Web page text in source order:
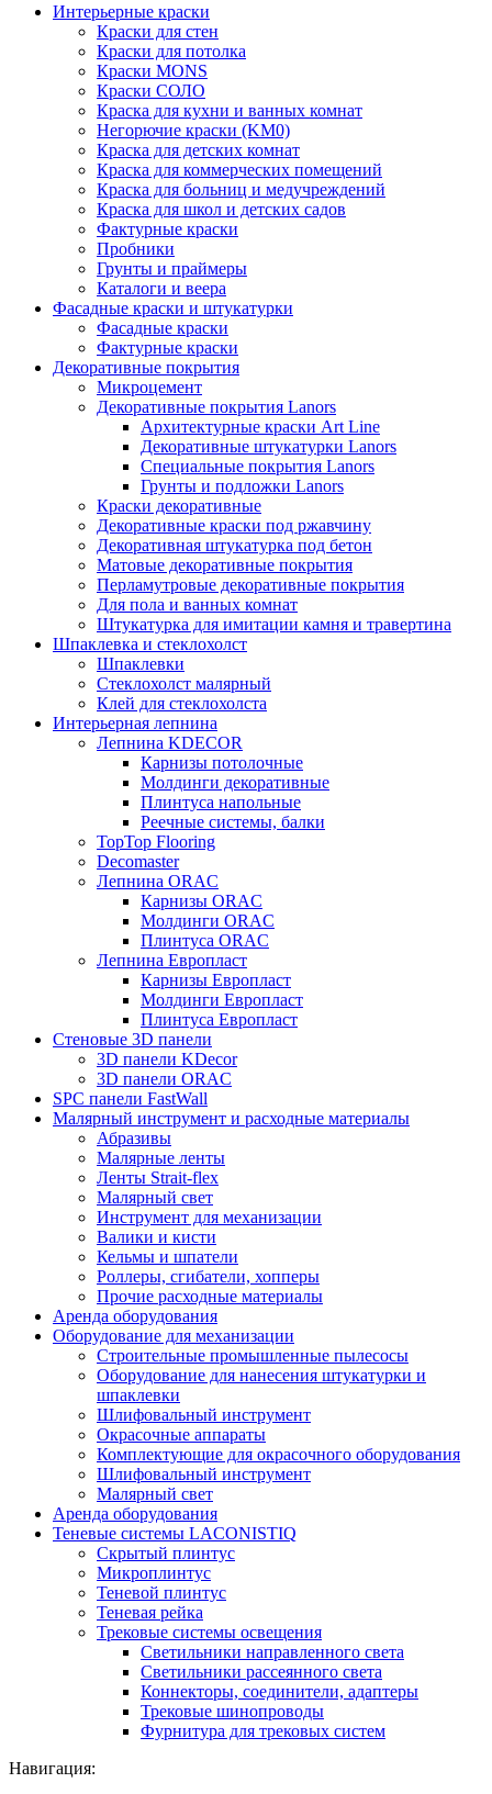
Интерьерные краски
Краски для стен
Краски для потолка
Краски MONS
Краски СОЛО
Краска для кухни и ванных комнат
Негорючие краски (KM0)
Краска для детских комнат
Краска для коммерческих помещений
Краска для больниц и медучреждений
Краска для школ и детских садов
Фактурные краски
Пробники
Грунты и праймеры
Каталоги и веера
Фасадные краски и штукатурки
Фасадные краски
Фактурные краски
Декоративные покрытия
Микроцемент
Декоративные покрытия Lanors
Архитектурные краски Art Line
Декоративные штукатурки Lanors
Специальные покрытия Lanors
Грунты и подложки Lanors
Краски декоративные
Декоративные краски под ржавчину
Декоративная штукатурка под бетон
Матовые декоративные покрытия
Перламутровые декоративные покрытия
Для пола и ванных комнат
Штукатурка для имитации камня и травертина
Шпаклевка и стеклохолст
Шпаклевки
Стеклохолст малярный
Клей для стеклохолста
Интерьерная лепнина
Лепнина KDECOR
Карнизы потолочные
Молдинги декоративные
Плинтуса напольные
Реечные системы, балки
TopTop Flooring
Decomaster
Лепнина ORAC
Карнизы ORAC
Молдинги ORAC
Плинтуса ORAC
Лепнина Европласт
Карнизы Европласт
Молдинги Европласт
Плинтуса Европласт
Стеновые 3D панели
3D панели KDecor
3D панели ORAC
SPC панели FastWall
Малярный инструмент и расходные материалы
Абразивы
Малярные ленты
Ленты Strait-flex
Малярный свет
Инструмент для механизации
Валики и кисти
Кельмы и шпатели
Роллеры, сгибатели, хопперы
Прочие расходные материалы
Аренда оборудования
Оборудование для механизации
Строительные промышленные пылесосы
Оборудование для нанесения штукатурки и
шпаклевки
Шлифовальный инструмент
Окрасочные аппараты
Комплектующие для окрасочного оборудования
Шлифовальный инструмент
Малярный свет
Аренда оборудования
Теневые системы LACONISTIQ
Скрытый плинтус
Микроплинтус
Теневой плинтус
Теневая рейка
Трековые системы освещения
Светильники направленного света
Светильники рассеянного света
Коннекторы, соединители, адаптеры
Трековые шинопроводы
Фурнитура для трековых систем
Навигация: